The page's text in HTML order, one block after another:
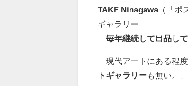
TAKE Ninagawa （「
ギャラリー
毎年継続して出品し
現代アートにある程
トギャラリーも無い。」